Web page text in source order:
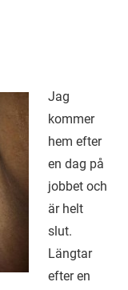
Jag
kommer
hem efter
en dag på
jobbet och
är helt
slut.
Längtar
efter en